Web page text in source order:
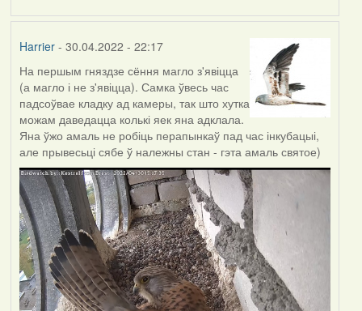
Harrier- 30.04.2022 - 22:17
На першым гняздзе сёння магло з'явіцца
(а магло і не з'явіцца). Самка ўвесь час
падсоўвае кладку ад камеры, так што хутка
можам даведацца колькі яек яна адклала.
Яна ўжо амаль не робіць перапынкаў пад час інкубацыі,
але прывесьці сябе ў належны стан - гэта амаль святое)